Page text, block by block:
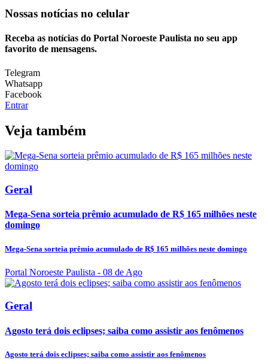
Nossas notícias no celular
Receba as notícias do Portal Noroeste Paulista no seu app
favorito de mensagens.
Telegram
Whatsapp
Facebook
Entrar
Veja também
Geral
Mega-Sena sorteia prêmio acumulado de R$ 165 milhões neste
domingo
Mega-Sena sorteia prêmio acumulado de R$ 165 milhões neste domingo
Portal Noroeste Paulista - 08 de Ago
Geral
Agosto terá dois eclipses; saiba como assistir aos fenômenos
Agosto terá dois eclipses; saiba como assistir aos fenômenos